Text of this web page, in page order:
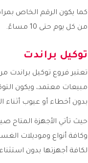
كما يكون الرقم الخاص
من كل يوم حتى 10 مساءً.
توكيل براندت
تعتبر فروع توكيل براندت
مبيعات معتمد، ويكون
بدون أخطاء أو عيوب أثناء
حيث تأتي الأجهزة المتاح
وكافة أنواع وموديلات
لكافة أجهزتها بدون